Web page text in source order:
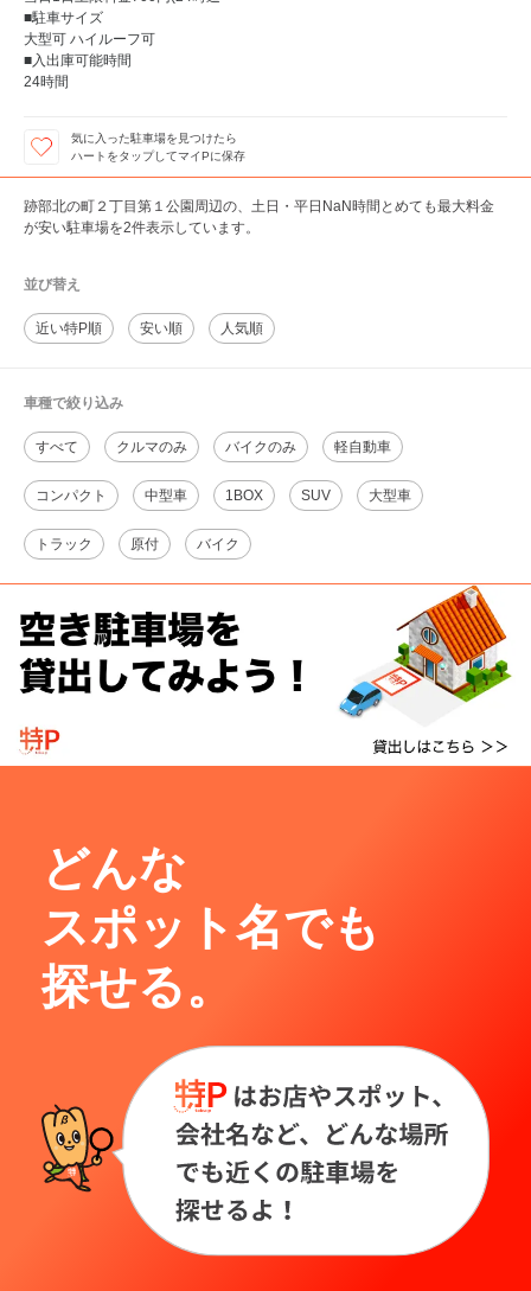
■駐車サイズ
大型可 ハイルーフ可
■入出庫可能時間
24時間
気に入った駐車場を見つけたら
ハートをタップしてマイPに保存
跡部北の町２丁目第１公園周辺の、土日・平日NaN時間とめても最大料金
が安い駐車場を2件表示しています。
並び替え
近い特P順 安い順 人気順
車種で絞り込み
すべて クルマのみ バイクのみ 軽自動車
コンパクト 中型車 1BOX SUV 大型車
トラック 原付 バイク
どんな
スポット名でも
探せる。